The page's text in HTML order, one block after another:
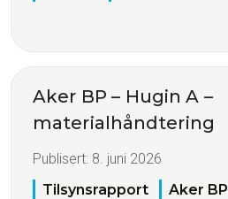
Aker BP – Hugin A –
materialhåndtering
Publisert: 8. juni 2026
Tilsynsrapport
Aker BP